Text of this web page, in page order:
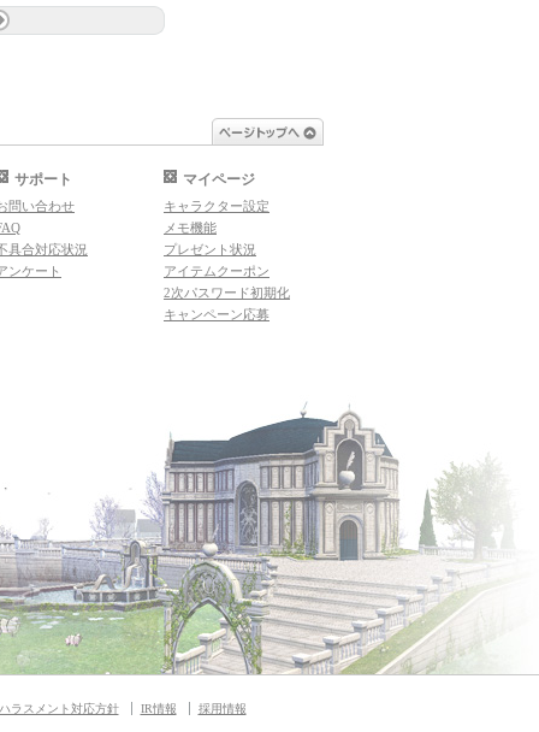
サポート
問い合わせ
具合対応状況
ンケート
マイページ
キャラクター設定
メモ機能
プレゼント状況
アイテムクーポン
2次パスワード初期化
キャンペーン応募
ラスメント対応方針 IR情報 採用情報